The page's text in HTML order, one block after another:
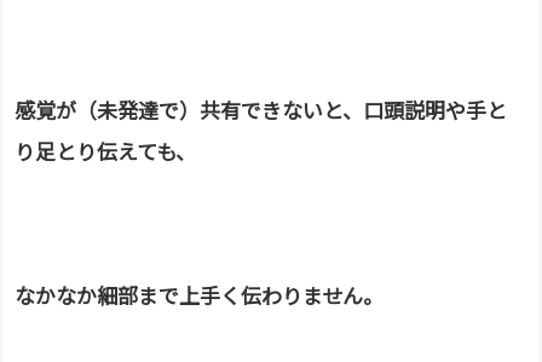
感覚が（未発達で）共有できないと、口頭説明や手と
り足とり伝えても、
なかなか細部まで上手く伝わりません。